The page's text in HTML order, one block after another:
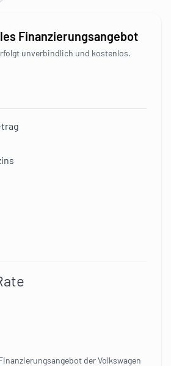
Finanzierungsangebot
unverbindlich und kostenlos.
der Volkswagen